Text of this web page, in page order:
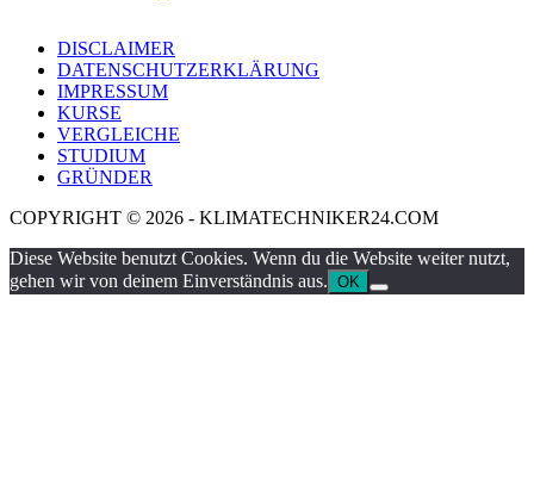
DISCLAIMER
DATENSCHUTZERKLÄRUNG
IMPRESSUM
KURSE
VERGLEICHE
STUDIUM
GRÜNDER
COPYRIGHT © 2026 - KLIMATECHNIKER24.COM
Diese Website benutzt Cookies. Wenn du die Website weiter nutzt,
gehen wir von deinem Einverständnis aus. OK